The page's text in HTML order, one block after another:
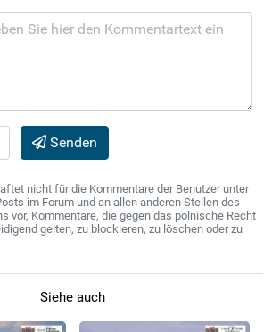
Senden
nicht für die Kommentare der Benutzer unter
im Forum und an allen anderen Stellen des
vor, Kommentare, die gegen das polnische Recht
gelten, zu blockieren, zu löschen oder zu
Siehe auch